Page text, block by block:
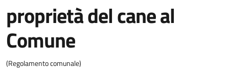
proprietà del cane al
Comune
(Regolamento comunale)